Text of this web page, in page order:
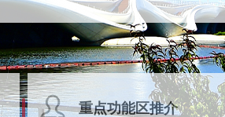
重点功能区推介